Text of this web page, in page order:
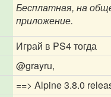
Бесплатная, на
приложение.
Играй в PS4 тогда
@grayru,
==> Alpine 3.8.0